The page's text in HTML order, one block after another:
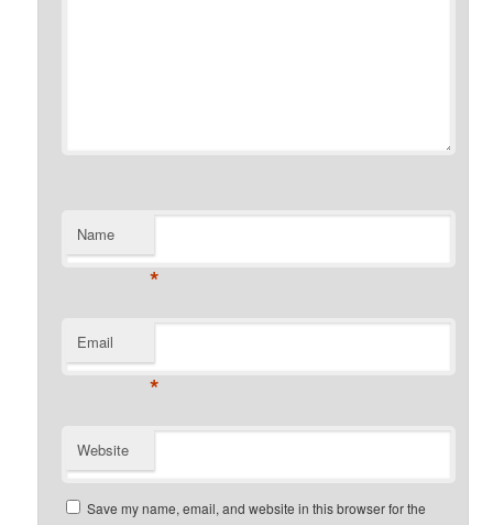
Name
*
Email
*
Website
Save my name, email, and website in this browser for the